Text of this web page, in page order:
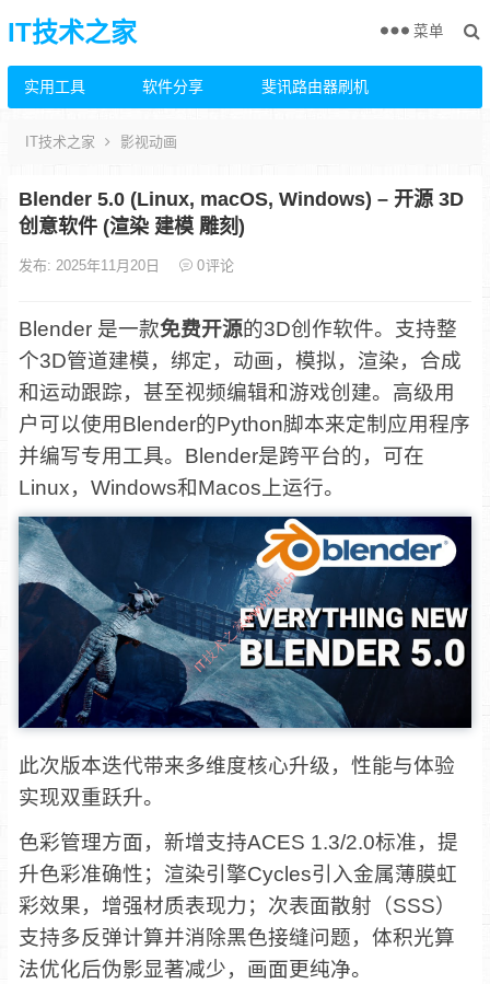
IT技术之家
实用工具 软件分享 斐讯路由器刷机
菜单
IT技术之家 影视动画
Blender 5.0 (Linux, macOS, Windows) – 开源 3D
创意软件 (渲染 建模 雕刻)
发布: 2025年11月20日 0评论
Blender 是一款免费开源的3D创作软件。支持整
个3D管道建模，绑定，动画，模拟，渲染，合成
和运动跟踪，甚至视频编辑和游戏创建。高级用
户可以使用Blender的Python脚本来定制应用程序
并编写专用工具。Blender是跨平台的，可在
Linux，Windows和Macos上运行。
此次版本迭代带来多维度核心升级，性能与体验
实现双重跃升。
色彩管理方面，新增支持ACES 1.3/2.0标准，提
升色彩准确性；渲染引擎Cycles引入金属薄膜虹
彩效果，增强材质表现力；次表面散射（SSS）
支持多反弹计算并消除黑色接缝问题，体积光算
法优化后伪影显著减少，画面更纯净。